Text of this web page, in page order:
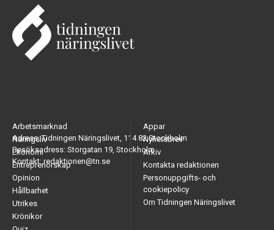
Adress: Tidningen Näringslivet, 114 82 Stockholm
Besöksadress: Storgatan 19, Stockholm
Kontakt: redaktionen@tn.se
Arbetsmarknad
Näringsliv
Ekonomi
Entreprenörskap
Opinion
Hållbarhet
Utrikes
Krönikor
Appar
Nyhetsbrev
Arkiv
Kontakta redaktionen
Personuppgifts- och
cookiepolicy
Om Tidningen Näringslivet